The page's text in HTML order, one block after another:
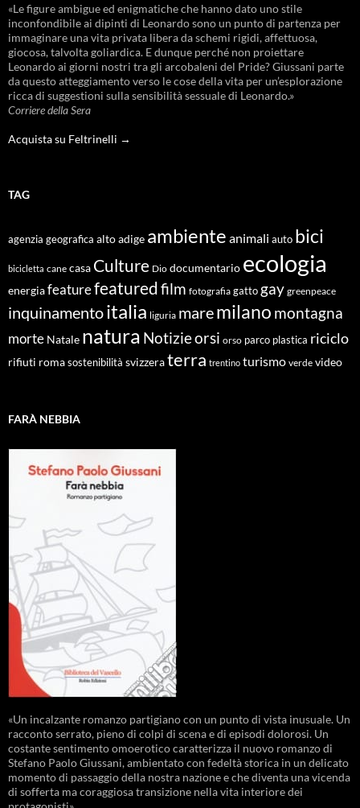
«Le figure ambigue ed enigmatiche che hanno dato uno stile
inconfondibile ai dipinti di Leonardo sono un punto di partenza per
immaginare una vita privata libera da schemi rigidi, affettuosa,
giocosa, talvolta goliardica. E dunque perché non proiettare
Leonardo ai giorni nostri tra gli arcobaleni del Pride? Giussani parte
da questo atteggiamento verso le cose della vita per un’esplorazione
ricca di suggestioni sulla sensibilità sessuale di Leonardo.»
Corriere della Sera
Acquista su Feltrinelli →
TAG
agenzia geografica alto adige ambiente animali auto bici
bicicletta cane casa Culture Dio documentario ecologia
energiafeaturefeaturedfilm fotografia gatto gay greenpeace
inquinamentoitalia liguria maremilano montagna
morte Natale natura Notizieorsi orso parco plastica riciclo
rifiuti roma sostenibilità svizzeraterra trentino turismo verde video
FARÀ NEBBIA
«Un incalzante romanzo partigiano con un punto di vista inusuale. Un
racconto serrato, pieno di colpi di scena e di episodi dolorosi. Un
costante sentimento omoerotico caratterizza il nuovo romanzo di
Stefano Paolo Giussani, ambientato con fedeltà storica in un delicato
momento di passaggio della nostra nazione e che diventa una vicenda
di sofferta ma coraggiosa transizione nella vita interiore dei